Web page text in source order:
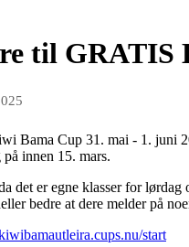
til GRATIS
Bama Cup 31. mai - 1. juni
innen 15. mars.
det er egne klasser for
bedre at dere melder på
start